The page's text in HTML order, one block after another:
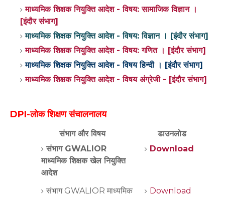
माध्यमिक शिक्षक नियुक्ति आदेश - विषय: सामाजिक विज्ञान ।
[इंदौर संभाग]
माध्यमिक शिक्षक नियुक्ति आदेश - विषय: विज्ञान । [इंदौर संभाग]
माध्यमिक शिक्षक नियुक्ति आदेश - विषय: गणित । [इंदौर संभाग]
माध्यमिक शिक्षक नियुक्ति आदेश - विषय हिन्दी । [इंदौर संभाग]
माध्यमिक शिक्षक नियुक्ति आदेश - विषय अंग्रेजी - [इंदौर संभाग]
DPI-लोक शिक्षण संचालनालय
संभाग और विषय
डाउनलोड
संभाग GWALIOR
माध्यमिक शिक्षक खेल नियुक्ति
आदेश
Download
संभाग GWALIOR माध्यमिक
Download